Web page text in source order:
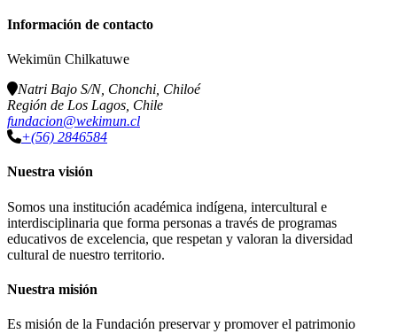
Información de contacto
Wekimün Chilkatuwe
Natri Bajo S/N, Chonchi, Chiloé
Región de Los Lagos, Chile
fundacion@wekimun.cl
+(56) 2846584
Nuestra visión
Somos una institución académica indígena, intercultural e
interdisciplinaria que forma personas a través de programas
educativos de excelencia, que respetan y valoran la diversidad
cultural de nuestro territorio.
Nuestra misión
Es misión de la Fundación preservar y promover el patrimonio